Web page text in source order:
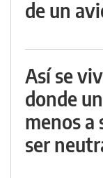
de un
Así se
donde
menos a
ser